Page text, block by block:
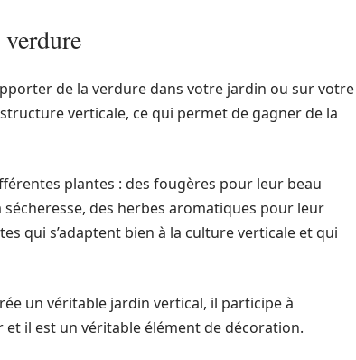
de la verdure dans votre jardin ou sur votre
verticale, ce qui permet de gagner de la
plantes : des fougères pour leur beau
des herbes aromatiques pour leur
qui s’adaptent bien à la culture verticale et qui
un véritable jardin vertical, il participe à
et il est un véritable élément de décoration.